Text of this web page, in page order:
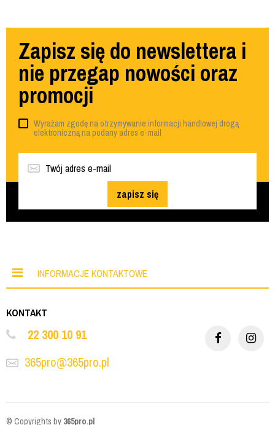
Zapisz się do newslettera i
nie przegap nowości oraz
promocji
Wyrażam zgodę na otrzymywanie informacji handlowej drogą
elektroniczną na podany adres e-mail
zapisz się
INFORMACJE KONTAKTOWE
KONTAKT
22 300 10 91
365pro@365pro.pl
© Copyrights by 365pro.pl